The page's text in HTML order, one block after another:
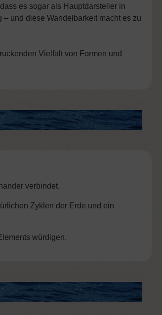
es sogar als Hauptdarsteller in
und diese Wandelbarkeit macht es zu
Vielfalt von Formen und
verbindet.
Zyklen der Erde und ein
würdigen.